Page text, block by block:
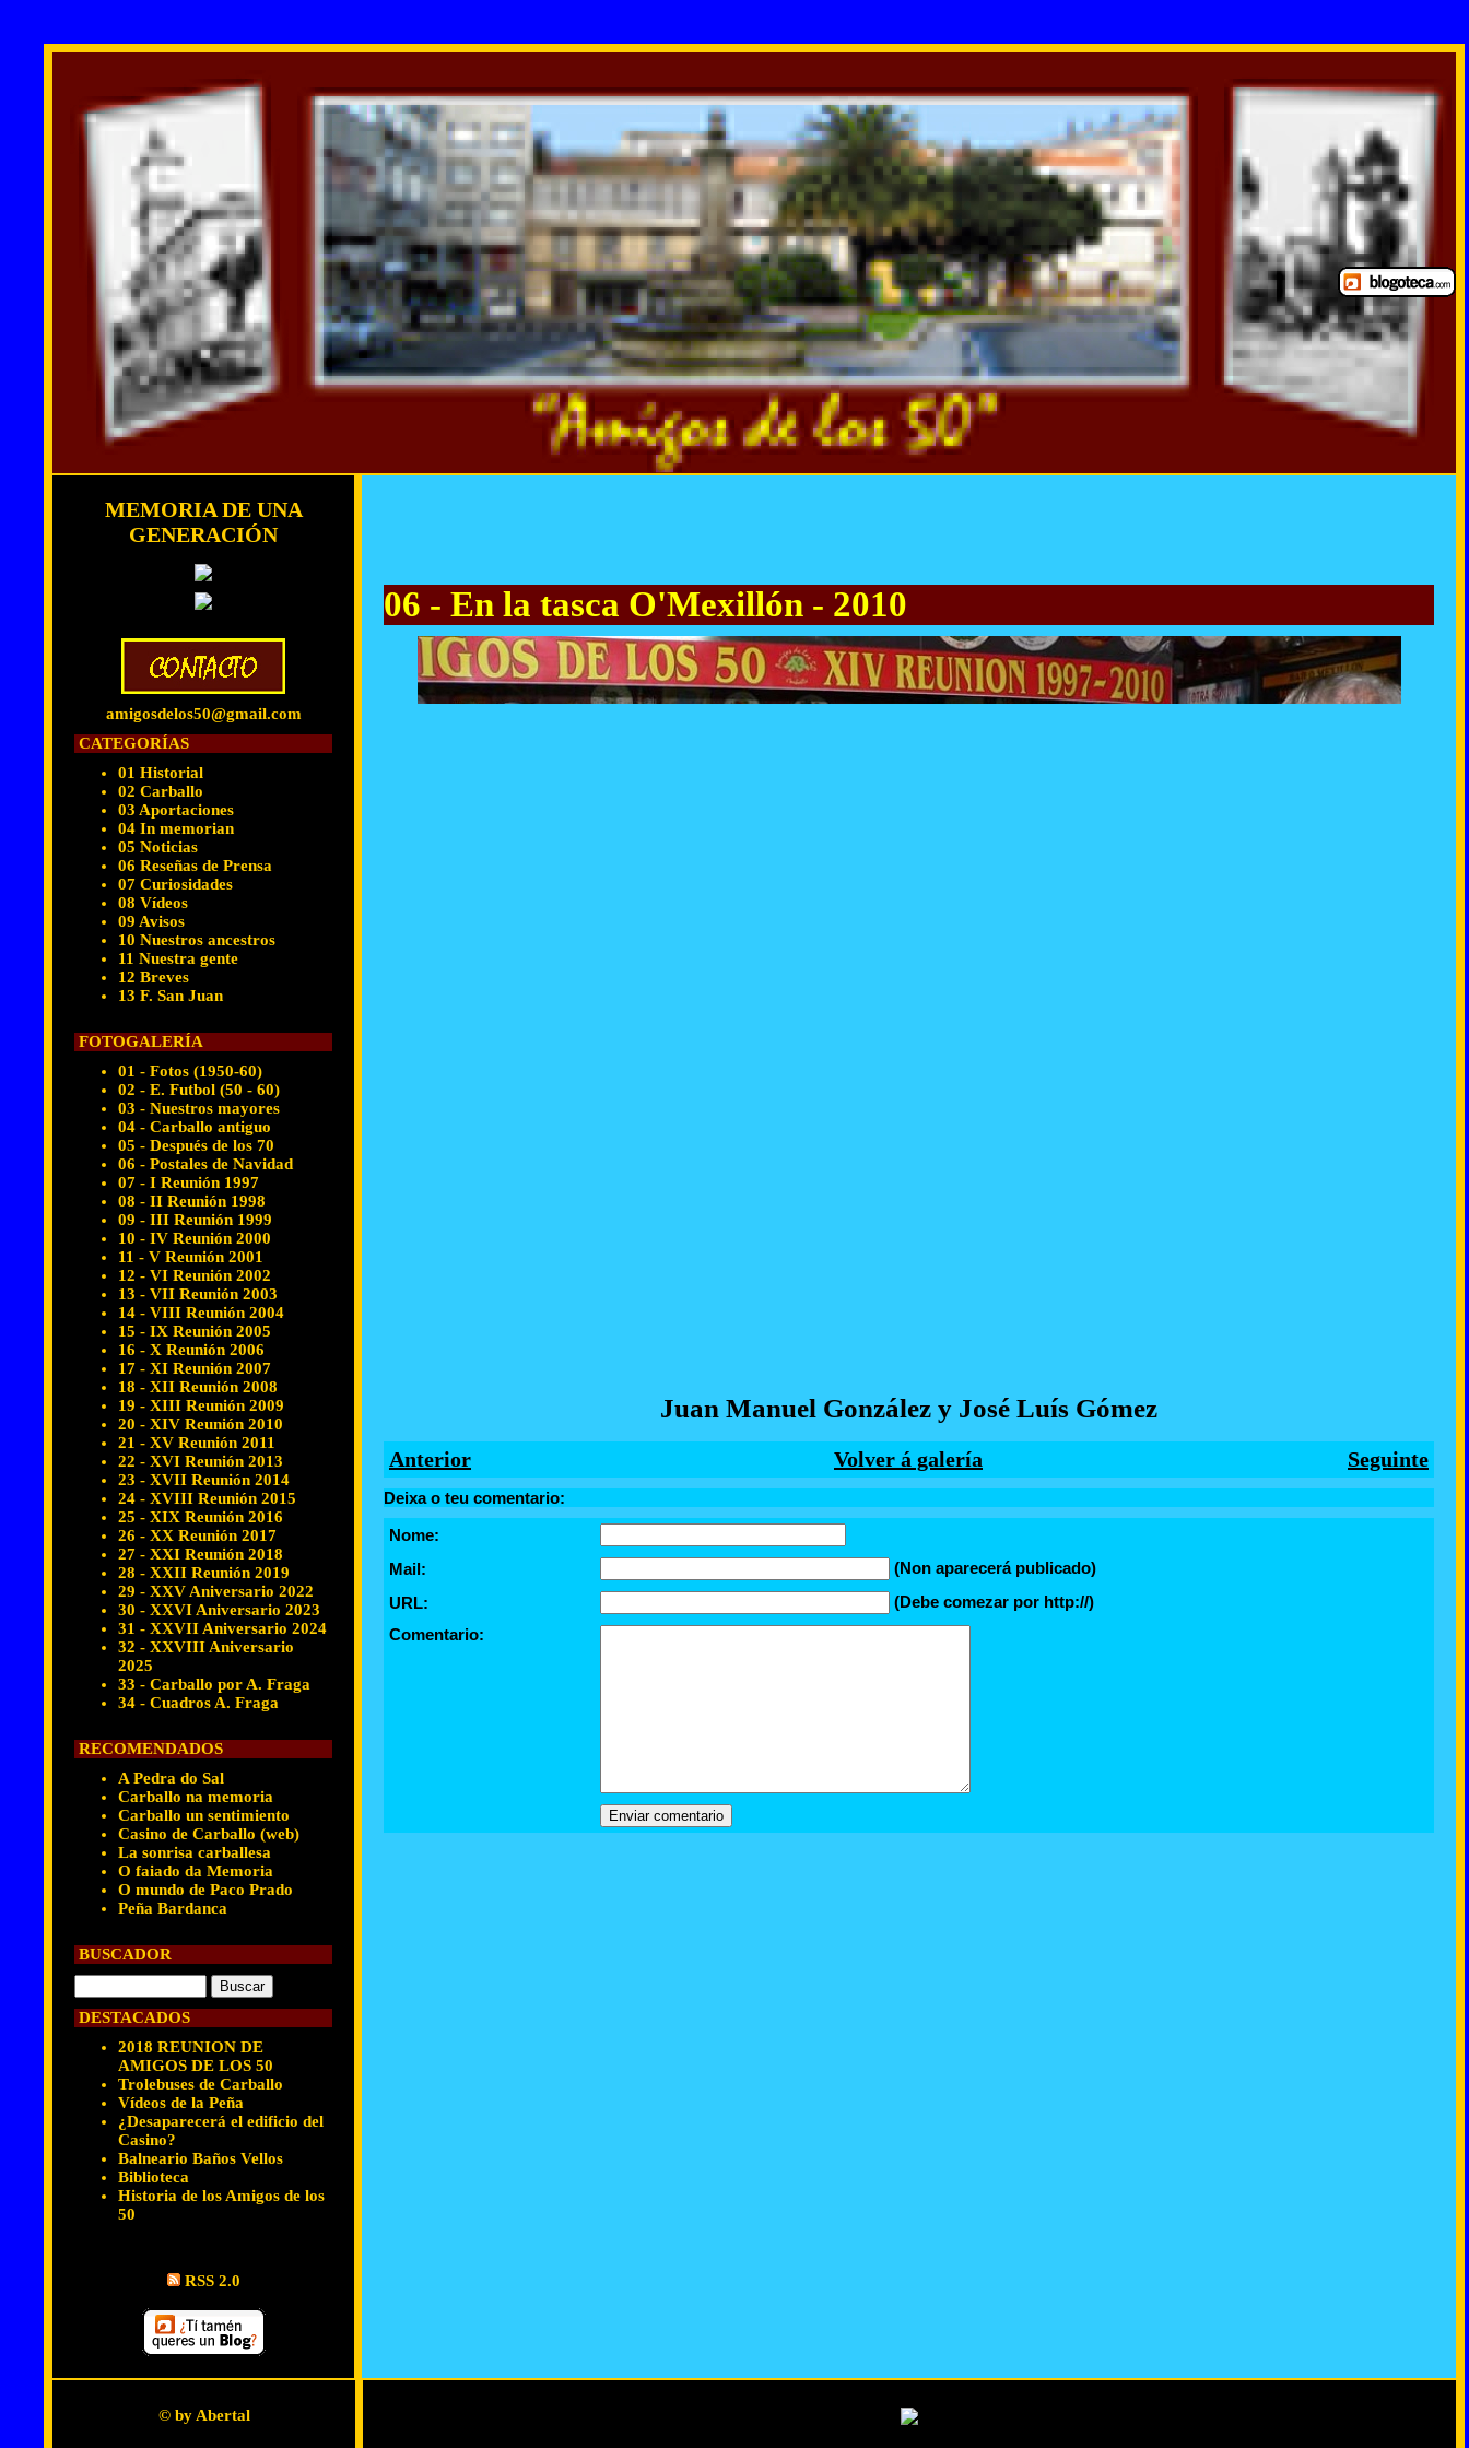
MEMORIA DE UNA
GENERACIÓN
amigosdelos50@gmail.com
CATEGORÍAS
01 Historial
02 Carballo
03 Aportaciones
04 In memorian
05 Noticias
06 Reseñas de Prensa
07 Curiosidades
08 Vídeos
09 Avisos
10 Nuestros ancestros
11 Nuestra gente
12 Breves
13 F. San Juan
FOTOGALERÍA
01 - Fotos (1950-60)
02 - E. Futbol (50 - 60)
03 - Nuestros mayores
04 - Carballo antiguo
05 - Después de los 70
06 - Postales de Navidad
07 - I Reunión 1997
08 - II Reunión 1998
09 - III Reunión 1999
10 - IV Reunión 2000
11 - V Reunión 2001
12 - VI Reunión 2002
13 - VII Reunión 2003
14 - VIII Reunión 2004
15 - IX Reunión 2005
16 - X Reunión 2006
17 - XI Reunión 2007
18 - XII Reunión 2008
19 - XIII Reunión 2009
20 - XIV Reunión 2010
21 - XV Reunión 2011
22 - XVI Reunión 2013
23 - XVII Reunión 2014
24 - XVIII Reunión 2015
25 - XIX Reunión 2016
26 - XX Reunión 2017
27 - XXI Reunión 2018
28 - XXII Reunión 2019
29 - XXV Aniversario 2022
30 - XXVI Aniversario 2023
31 - XXVII Aniversario 2024
32 - XXVIII Aniversario
2025
33 - Carballo por A. Fraga
34 - Cuadros A. Fraga
RECOMENDADOS
A Pedra do Sal
Carballo na memoria
Carballo un sentimiento
Casino de Carballo (web)
La sonrisa carballesa
O faiado da Memoria
O mundo de Paco Prado
Peña Bardanca
BUSCADOR
DESTACADOS
2018 REUNION DE
AMIGOS DE LOS 50
Trolebuses de Carballo
Vídeos de la Peña
¿Desaparecerá el edificio del
Casino?
Balneario Baños Vellos
Biblioteca
Historia de los Amigos de los
50
RSS 2.0
06 - En la tasca O'Mexillón - 2010
Juan Manuel González y José Luís Gómez
Anterior Volver á galería Seguinte
Deixa o teu comentario:
Nome:
Mail:
(Non aparecerá publicado)
URL:
(Debe comezar por http://)
Comentario:
© by Abertal